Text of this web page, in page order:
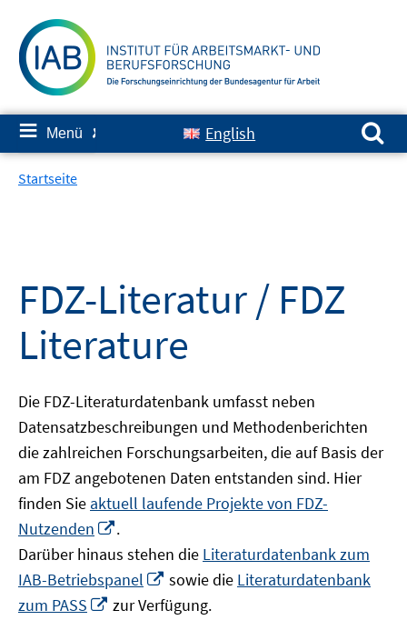
zum
Inhalt
≡ Menü ✘ English
Suchen nach:
Startseite
FDZ-Literatur / FDZ
Literature
Die FDZ-Literaturdatenbank umfasst neben
Datensatzbeschreibungen und Methodenberichten
die zahlreichen Forschungsarbeiten, die auf Basis der
am FDZ angebotenen Daten entstanden sind. Hier
finden Sie aktuell laufende Projekte von FDZ-
Nutzenden
neuem
Fenster
öffnen
.
Darüber hinaus stehen die Literaturdatenbank zum
IAB-Betriebspanel
In
neuem
sowie die Literaturdatenbank
zum PASS
In
zur Verfügung.